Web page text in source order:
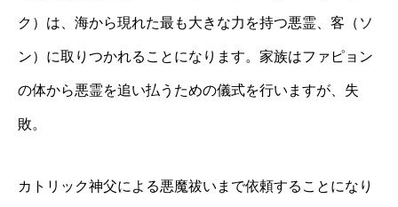
ク）は、海から現れた最も大きな力を持つ悪霊、客（ソ
ン）に取りつかれることになります。家族はファピョン
の体から悪霊を追い払うための儀式を行いますが、失
敗。
カトリック神父による悪魔祓いまで依頼することになり